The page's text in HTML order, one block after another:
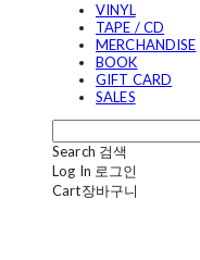
VINYL
TAPE / CD
MERCHANDISE
BOOK
GIFT CARD
SALES
Search 검색
Log In 로그인
Cart장바구니